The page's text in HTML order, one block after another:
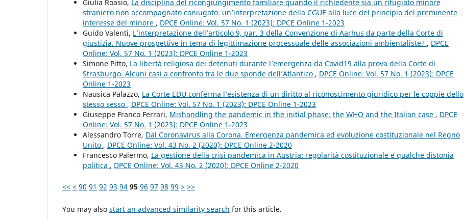
Giulia Roasio, La disciplina del ricongiungimento familiare quando il richiedente sia un rifugiato minore
straniero non accompagnato coniugato: un’interpretazione della CGUE alla luce del principio del preminente
interesse del minore , DPCE Online: Vol. 57 No. 1 (2023): DPCE Online 1-2023
Guido Valenti, L’interpretazione dell’articolo 9, par. 3 della Convenzione di Aarhus da parte della Corte di
giustizia. Nuove prospettive in tema di legittimazione processuale delle associazioni ambientaliste? , DPCE
Online: Vol. 57 No. 1 (2023): DPCE Online 1-2023
Simone Pitto, La libertà religiosa dei detenuti durante l’emergenza da Covid19 alla prova della Corte di
Strasburgo. Alcuni casi a confronto tra le due sponde dell’Atlantico , DPCE Online: Vol. 57 No. 1 (2023): DPCE
Online 1-2023
Nausica Palazzo, La Corte EDU conferma l’esistenza di un diritto al riconoscimento giuridico per le coppie dello
stesso sesso , DPCE Online: Vol. 57 No. 1 (2023): DPCE Online 1-2023
Giuseppe Franco Ferrari, Mishandling the pandemic in the initial phase: the WHO and the Italian case , DPCE
Online: Vol. 57 No. 1 (2023): DPCE Online 1-2023
Alessandro Torre, Dal Coronavirus alla Corona. Emergenza pandemica ed evoluzione costituzionale nel Regno
Unito , DPCE Online: Vol. 43 No. 2 (2020): DPCE Online 2-2020
Francesco Palermo, La gestione della crisi pandemica in Austria: regolarità costituzionale e qualche distonia
politica , DPCE Online: Vol. 43 No. 2 (2020): DPCE Online 2-2020
<< < 90 91 92 93 94 95 96 97 98 99 > >>
You may also start an advanced similarity search for this article.